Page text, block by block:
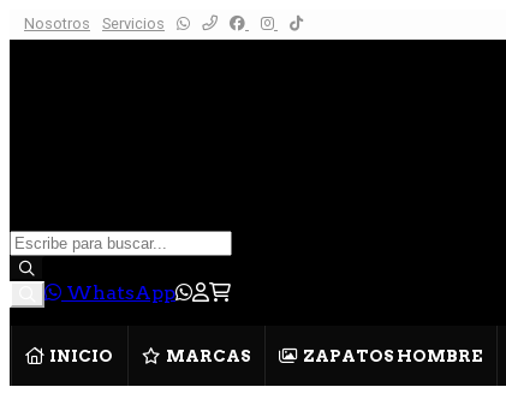
Nosotros Servicios
WhatsApp
INICIO MARCAS ZAPATOS HOMBRE